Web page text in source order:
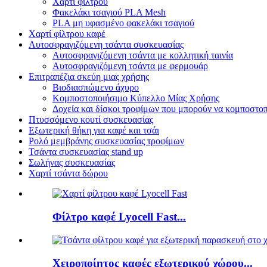
Φακελάκι τσαγιού PLA Mesh
PLA μη υφασμένο φακελάκι τσαγιού
Χαρτί φίλτρου καφέ
Αυτοσφραγιζόμενη τσάντα συσκευασίας
Αυτοσφραγιζόμενη τσάντα με κολλητική ταινία
Αυτοσφραγιζόμενη τσάντα με φερμουάρ
Επιτραπέζια σκεύη μιας χρήσης
Βιοδιασπώμενο άχυρο
Κομποστοποιήσιμο Κύπελλο Μίας Χρήσης
Δοχεία και δίσκοι τροφίμων που μπορούν να
Πτυσσόμενο κουτί συσκευασίας
Εξωτερική θήκη για καφέ και τσάι
Ρολό μεμβράνης συσκευασίας τροφίμων
Τσάντα συσκευασίας stand up
Σωλήνας συσκευασίας
Χαρτί τσάντα δώρου
Φίλτρο καφέ Lyocell Fast...
Χειροποίητος καφές εξωτερικού χώρου...